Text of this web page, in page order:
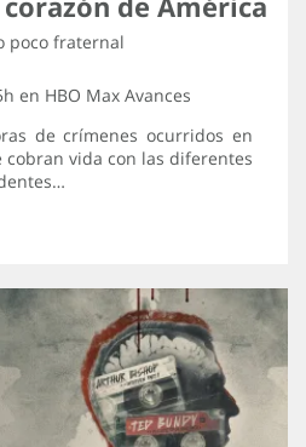
poco fraternal
en HBO Max Avances
de crímenes ocurridos en
vida con las diferentes